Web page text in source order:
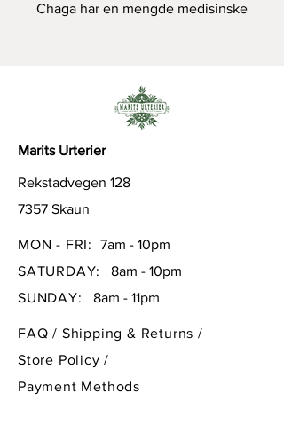
Chaga har en mengde medisinske
mot en rekke andre sykdommer
også, som dårlig fordøyelse,
rekke andre lidelser
Marits Urterier
Rekstadvegen 128
7357 Skaun
MON - FRI:
7am - 10pm
SATURDAY:
8am - 10pm
SUNDAY: 8am - 11pm
FAQ / Shipping & Returns /
Store Policy/
Payment Methods